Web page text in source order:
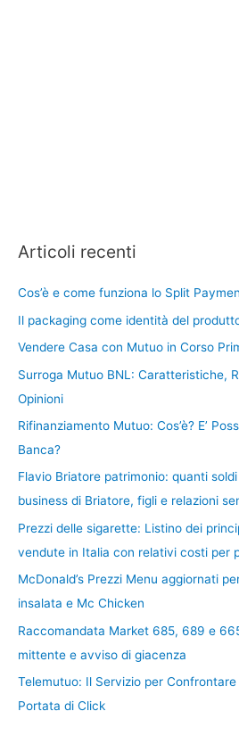
Articoli recenti
Cos’è e come funziona lo Split
Il packaging come identità del
Vendere Casa con Mutuo in Corso
Surroga Mutuo BNL: Caratteristiche,
Opinioni
Rifinanziamento Mutuo: Cos’è? E’
Banca?
Flavio Briatore patrimonio: quanti
business di Briatore, figli e relazioni
Prezzi delle sigarette: Listino dei
vendute in Italia con relativi costi per
McDonald’s Prezzi Menu aggiornati
insalata e Mc Chicken
Raccomandata Market 685, 689 e
mittente e avviso di giacenza
Telemutuo: Il Servizio per
Portata di Click